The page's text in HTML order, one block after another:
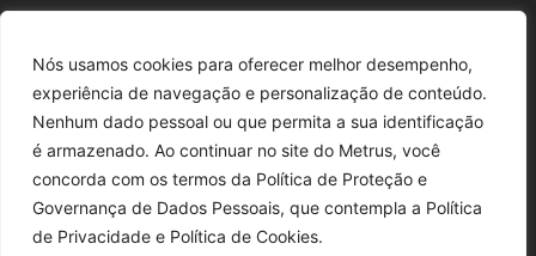
Nós usamos cookies para oferecer melhor desempenho,
experiência de navegação e personalização de conteúdo.
Nenhum dado pessoal ou que permita a sua identificação
é armazenado. Ao continuar no site do Metrus, você
concorda com os termos da Política de Proteção e
Governança de Dados Pessoais, que contempla a Política
de Privacidade e Política de Cookies.